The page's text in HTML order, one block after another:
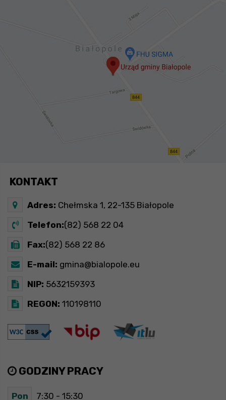
KONTAKT
Adres: Chełmska 1, 22-135 Białopole
Telefon:(82) 568 22 04
Fax:(82) 568 22 86
E-mail: gmina@bialopole.eu
NIP: 5632159393
REGON: 110198110
GODZINY PRACY
Pon 7:30 - 15:30